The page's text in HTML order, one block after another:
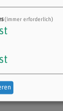
(immer erforderlich)